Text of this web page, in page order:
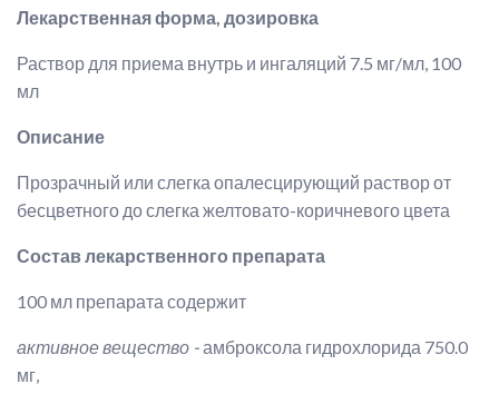
Лекарственная форма, дозировка
Раствор для приема внутрь и ингаляций 7.5 мг/мл, 100
мл
Описание
Прозрачный или слегка опалесцирующий раствор от
бесцветного до слегка желтовато-коричневого цвета
Состав лекарственного препарата
100 мл препарата содержит
активное вещество -амброксола гидрохлорида 750.0
мг,